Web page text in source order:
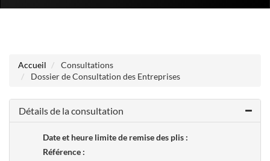
Accueil
Consultations
Dossier de Consultation des Entreprises
Détails de la consultation
Date et heure limite de remise des plis :
Référence :